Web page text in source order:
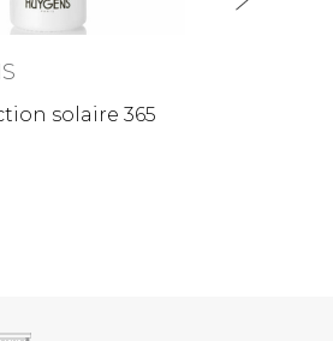
solaire 365